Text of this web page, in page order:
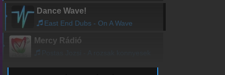
Dance Wave!
East End Dubs - On A Wave
Mercy Rádió